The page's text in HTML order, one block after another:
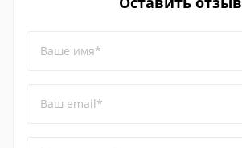
Ваше имя*
Ваш email*